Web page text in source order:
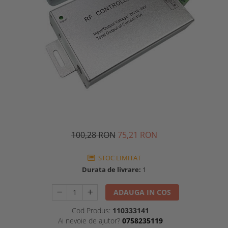
100,28 RON 75,21 RON
STOC LIMITAT
Durata de livrare: 1
ADAUGA IN COS
Cod Produs: 110333141
Ai nevoie de ajutor? 0758235119